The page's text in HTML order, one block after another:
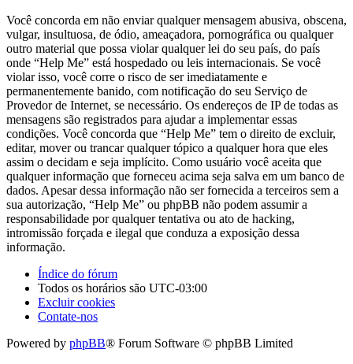
Você concorda em não enviar qualquer mensagem abusiva, obscena,
vulgar, insultuosa, de ódio, ameaçadora, pornográfica ou qualquer
outro material que possa violar qualquer lei do seu país, do país
onde “Help Me” está hospedado ou leis internacionais. Se você
violar isso, você corre o risco de ser imediatamente e
permanentemente banido, com notificação do seu Serviço de
Provedor de Internet, se necessário. Os endereços de IP de todas as
mensagens são registrados para ajudar a implementar essas
condições. Você concorda que “Help Me” tem o direito de excluir,
editar, mover ou trancar qualquer tópico a qualquer hora que eles
assim o decidam e seja implícito. Como usuário você aceita que
qualquer informação que forneceu acima seja salva em um banco de
dados. Apesar dessa informação não ser fornecida a terceiros sem a
sua autorização, “Help Me” ou phpBB não podem assumir a
responsabilidade por qualquer tentativa ou ato de hacking,
intromissão forçada e ilegal que conduza a exposição dessa
informação.
Índice do fórum
Todos os horários são UTC-03:00
Excluir cookies
Contate-nos
Powered by phpBB® Forum Software © phpBB Limited